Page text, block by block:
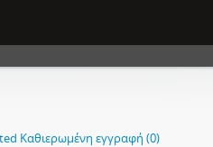
Καθιερωμένη εγγραφή (0)